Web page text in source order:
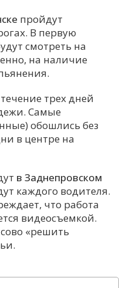
У
Ч
пройдут
В первую
смотреть на
на наличие
трех дней
Самые
обошлись без
в центре на
в Заднепровском
каждого водителя.
что работа
видеосъемкой.
«решить